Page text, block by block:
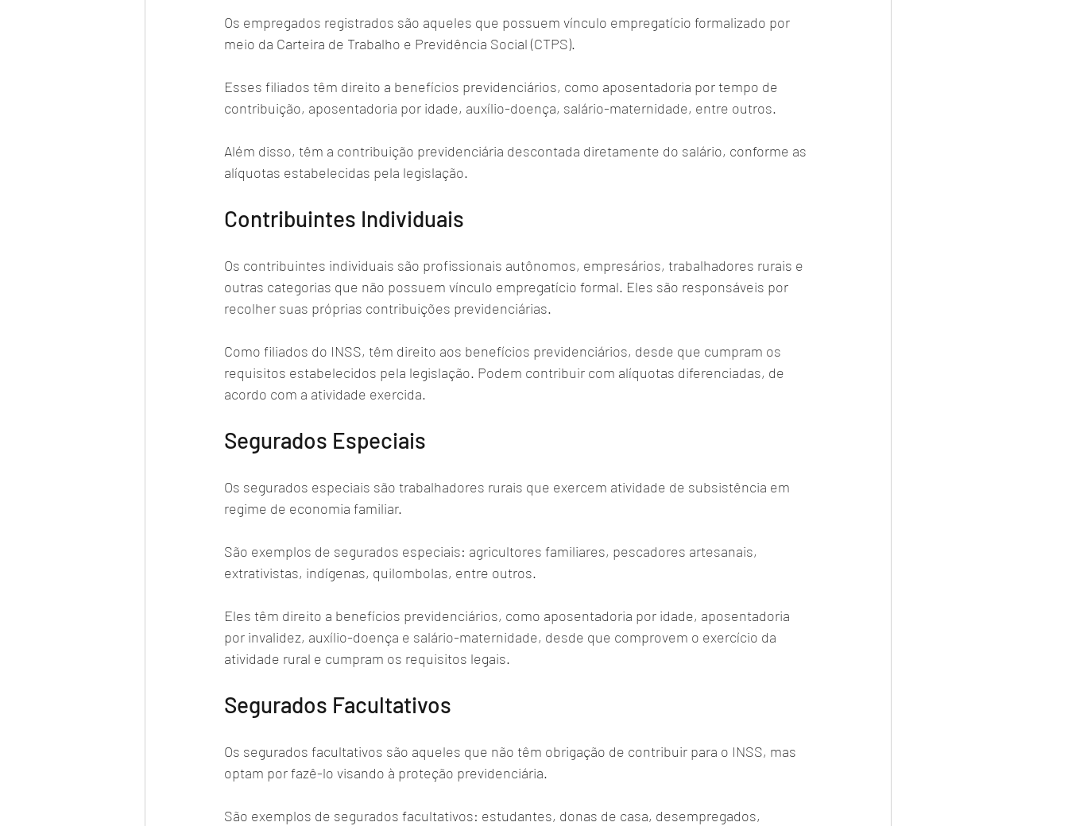
Os empregados registrados são aqueles que possuem vínculo empregatício formalizado por
meio da Carteira de Trabalho e Previdência Social (CTPS).
Esses filiados têm direito a benefícios previdenciários, como aposentadoria por tempo de
contribuição, aposentadoria por idade, auxílio-doença, salário-maternidade, entre outros.
Além disso, têm a contribuição previdenciária descontada diretamente do salário, conforme as
alíquotas estabelecidas pela legislação.
Contribuintes Individuais
Os contribuintes individuais são profissionais autônomos, empresários, trabalhadores rurais e
outras categorias que não possuem vínculo empregatício formal. Eles são responsáveis por
recolher suas próprias contribuições previdenciárias.
Como filiados do INSS, têm direito aos benefícios previdenciários, desde que cumpram os
requisitos estabelecidos pela legislação. Podem contribuir com alíquotas diferenciadas, de
acordo com a atividade exercida.
Segurados Especiais
Os segurados especiais são trabalhadores rurais que exercem atividade de subsistência em
regime de economia familiar.
São exemplos de segurados especiais: agricultores familiares, pescadores artesanais,
extrativistas, indígenas, quilombolas, entre outros.
Eles têm direito a benefícios previdenciários, como aposentadoria por idade, aposentadoria
por invalidez, auxílio-doença e salário-maternidade, desde que comprovem o exercício da
atividade rural e cumpram os requisitos legais.
Segurados Facultativos
Os segurados facultativos são aqueles que não têm obrigação de contribuir para o INSS, mas
optam por fazê-lo visando à proteção previdenciária.
São exemplos de segurados facultativos: estudantes, donas de casa, desempregados,